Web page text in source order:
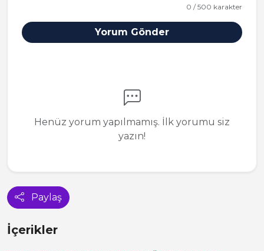
Paylaş
0 / 500 karakter
Yorum Gönder
Henüz yorum yapılmamış. İlk yorumu siz
yazın!
İçerikler